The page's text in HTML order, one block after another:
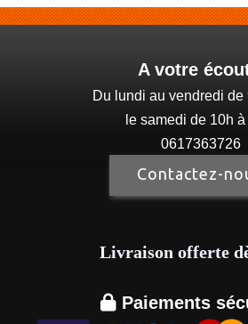
A votre
Du lundi au vendredi de
le samedi de 10h
0617363726
Contactez-
Livraison offerte
 Paiements